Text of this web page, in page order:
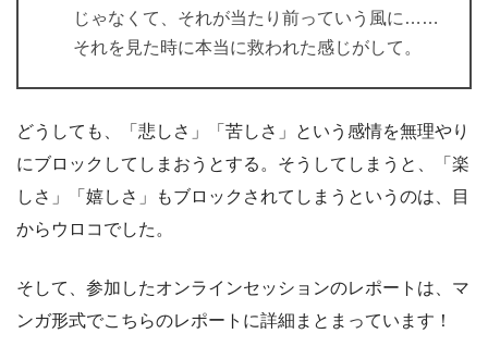
じゃなくて、それが当たり前っていう風に……
それを見た時に本当に救われた感じがして。
どうしても、「悲しさ」「苦しさ」という感情を無理やり
にブロックしてしまおうとする。そうしてしまうと、「楽
しさ」「嬉しさ」もブロックされてしまうというのは、目
からウロコでした。
そして、参加したオンラインセッションのレポートは、マ
ンガ形式でこちらのレポートに詳細まとまっています！